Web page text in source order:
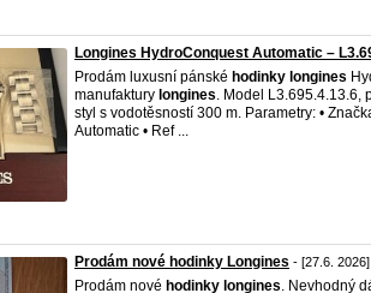
Longines HydroConquest Automatic –
Prodám luxusní pánské hodinky longines
manufaktury longines. Model L3.695.4.13.6,
styl s vodotěsností 300 m. Parametry: •
Automatic • Ref ...
Prodám nové hodinky Longines - [27.6. 2026]
Prodám nové hodinky longines. Nevhodný